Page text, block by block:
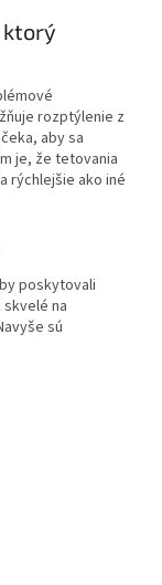
rozptýlenie z
aby sa
je, že tetovania
rýchlejšie ako iné
poskytovali
na
sú